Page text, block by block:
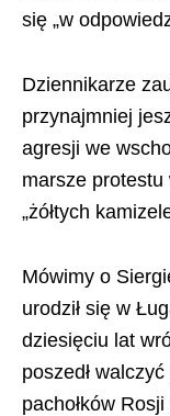
się „w
Dziennikarze
przynajmniej
agresji we
marsze
„żółtych
Mówimy o
urodził się w
dziesięciu lat
poszedł
pachołków